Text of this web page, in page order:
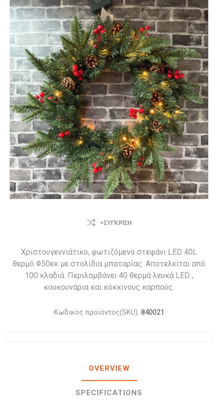
+ΣΎΓΚΡΙΣΗ
Χριστουγεννιάτικο, φωτιζόμενο στεφάνι LED 40L
θερμό Φ50εκ με στολίδια μπαταρίας. Αποτελείται από
100 κλαδιά. Περιλαμβάνει 40 θερμά λευκά LED ,
κουκουνάρια και κόκκινους καρπούς.
Κωδικός προϊόντος(SKU): 840021
OVERVIEW
SPECIFICATIONS